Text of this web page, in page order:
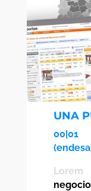
UNA
00|01
Lorem